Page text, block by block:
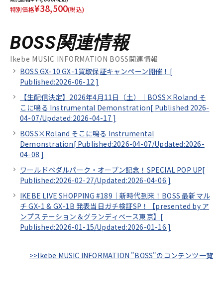
特別価格¥38,500(税込)
BOSS関連情報
Ikebe MUSIC INFORMATION BOSS関連情報
BOSS GX-10 GX-1買取保証キャンペーン開催！[
Published:2026-06-12 ]
【生配信決定】2026年4月11日（土）｜BOSS×Roland そ
こに鳴る Instrumental Demonstration[ Published:2026-
04-07/Updated:2026-04-17 ]
BOSS×Roland そこに鳴る Instrumental
Demonstration[ Published:2026-04-07/Updated:2026-
04-08 ]
ワールドペダルパーク・オープン記念！SPECIAL POP UP[
Published:2026-02-27/Updated:2026-04-06 ]
IKEBE LIVE SHOPPING #189｜新時代到来！BOSS 最新マル
チ GX-1 & GX-1B 発表当日ガチ検証SP！【presented by ア
ンプステーション＆グランディベース東京】[
Published:2026-01-15/Updated:2026-01-16 ]
>>Ikebe MUSIC INFORMATION "BOSS"のコンテンツ一覧